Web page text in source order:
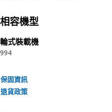
相容機型
輪式裝載機
994
保固資訊
退貨政策